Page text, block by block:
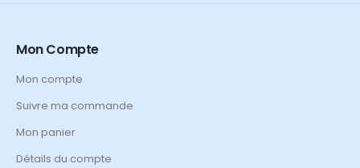
Mon Compte
Mon compte
Suivre ma commande
Mon panier
Détails du compte